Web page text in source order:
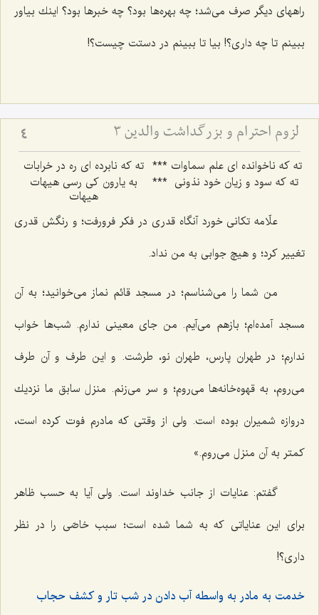
راههاى ديگر صرف مى‌شد؛ چه بهره‌ها بود؟ چه خبرها بود؟ اينك بياور
ببينم تا چه دارى؟! بيا تا ببينم در دستت چيست؟!
لزوم احترام و بزرگداشت والدین 3 4
ته که ناخوانده ای علم سماوات *** ته که نابرده ای ره در خرابات
ته که سود و زیان خود نذونی ***
به یارون کی رسی هیهات
هیهات
علّامه تكانى خورد آنگاه قدرى در فكر فرورفت؛ و رنگش قدرى
تغيير كرد؛ و هيچ جوابى به من نداد.
من شما را مى‌شناسم؛ در مسجد قائم نماز مى‌خوانيد؛ به آن
مسجد آمده‌ام؛ بازهم مى‌آيم. من جاى معينى ندارم. شب‌ها خواب
ندارم؛ در طهران پارس، طهران نو، طرشت. و اين طرف و آن طرف
مى‌روم، به قهوه‌خانه‌ها مى‌روم؛ و سر مى‌زنم. منزل سابق ما نزديك
دروازه شميران بوده است. ولى از وقتى كه مادرم فوت كرده است،
كمتر به آن منزل مى‌روم.»
گفتم: عنايات از جانب خداوند است. ولى آيا به حسب ظاهر
براى اين عناياتى كه به شما شده است؛ سبب خاصّى را در نظر
دارى؟!
خدمت به مادر به واسطه آب دادن در شب تار و كشف حجاب